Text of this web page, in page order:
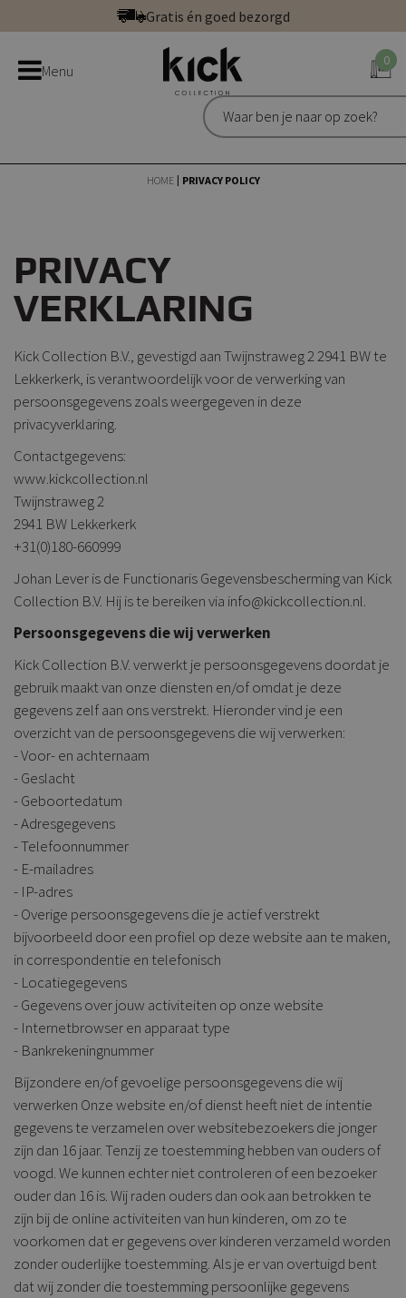
direct
naar
Gratis én goed bezorgd
Bestel bij de officiële Kick webshop
Uitstekend | 300+ reviews
Gratis én goed bezorgd
Menu
0
HOME PRIVACY POLICY
PRIVACY
VERKLARING
Kick Collection B.V., gevestigd aan Twijnstraweg 2 2941 BW te
Lekkerkerk, is verantwoordelijk voor de verwerking van
persoonsgegevens zoals weergegeven in deze
privacyverklaring.
Contactgegevens:
www.kickcollection.nl
Twijnstraweg 2
2941 BW Lekkerkerk
+31(0)180-660999
Johan Lever is de Functionaris Gegevensbescherming van Kick
Collection B.V. Hij is te bereiken via info@kickcollection.nl.
Persoonsgegevens die wij verwerken
Kick Collection B.V. verwerkt je persoonsgegevens doordat je
gebruik maakt van onze diensten en/of omdat je deze
gegevens zelf aan ons verstrekt. Hieronder vind je een
overzicht van de persoonsgegevens die wij verwerken:
- Voor- en achternaam
- Geslacht
- Geboortedatum
- Adresgegevens
- Telefoonnummer
- E-mailadres
- IP-adres
- Overige persoonsgegevens die je actief verstrekt
bijvoorbeeld door een profiel op deze website aan te maken,
in correspondentie en telefonisch
- Locatiegegevens
- Gegevens over jouw activiteiten op onze website
- Internetbrowser en apparaat type
- Bankrekeningnummer
Bijzondere en/of gevoelige persoonsgegevens die wij
verwerken Onze website en/of dienst heeft niet de intentie
gegevens te verzamelen over websitebezoekers die jonger
zijn dan 16 jaar. Tenzij ze toestemming hebben van ouders of
voogd. We kunnen echter niet controleren of een bezoeker
ouder dan 16 is. Wij raden ouders dan ook aan betrokken te
zijn bij de online activiteiten van hun kinderen, om zo te
voorkomen dat er gegevens over kinderen verzameld worden
zonder ouderlijke toestemming. Als je er van overtuigd bent
dat wij zonder die toestemming persoonlijke gegevens